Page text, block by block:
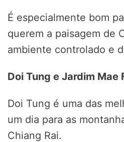
É especialmente bom
querem a paisagem de
ambiente controlado e
Doi Tung e Jardim Mae
Doi Tung é uma das
um dia para as
Chiang Rai.